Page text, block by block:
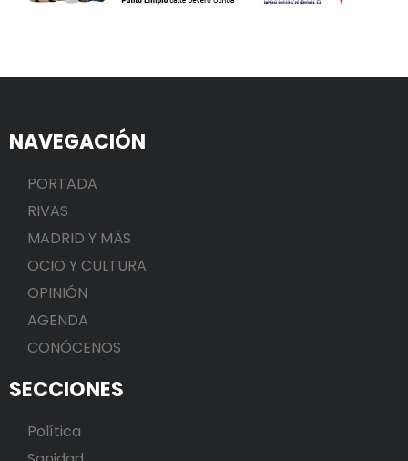
NAVEGACIÓN
PORTADA
RIVAS
MADRID Y MÁS
OCIO Y CULTURA
OPINIÓN
AGENDA
CONÓCENOS
SECCIONES
Política